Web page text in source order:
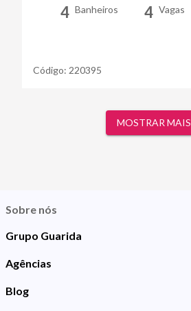
4 Banheiros 4 Vagas
Código: 220395
MOSTRAR MAIS
Sobre nós
Grupo Guarida
Agências
Blog